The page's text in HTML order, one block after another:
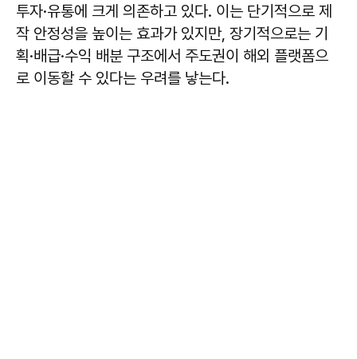
투자·유통에 크게 의존하고 있다. 이는 단기적으로 제
작 안정성을 높이는 효과가 있지만, 장기적으로는 기
획·배급·수익 배분 구조에서 주도권이 해외 플랫폼으
로 이동할 수 있다는 우려를 낳는다.